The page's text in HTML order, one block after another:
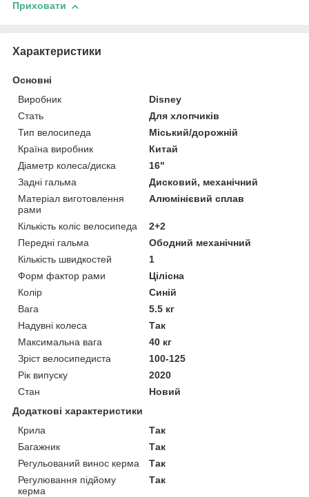
Приховати
Характеристики
Основні
Виробник
Disney
Стать
Для хлопчиків
Тип велосипеда
Міський/дорожній
Країна виробник
Китай
Діаметр колеса/диска
16"
Задні гальма
Дисковий, механічний
Матеріал виготовлення
рами
Алюмінієвий сплав
Кількість коліс велосипеда
2+2
Передні гальма
Ободний механічний
Кількість швидкостей
1
Форм фактор рами
Цілісна
Колір
Синій
Вага
5.5 кг
Надувні колеса
Так
Максимальна вага
40 кг
Зріст велосипедиста
100-125
Рік випуску
2020
Стан
Новий
Додаткові характеристики
Крила
Так
Багажник
Так
Регульований винос керма
Так
Регулювання підйому
керма
Так